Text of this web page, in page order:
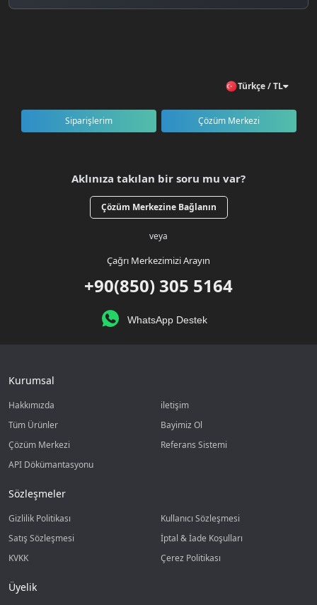
Türkçe / TL
Siparişlerim Çözüm Merkezi
Aklınıza takılan bir soru mu var?
Çözüm Merkezine Bağlanın
veya
Çağrı Merkezimizi Arayın
+90(850) 305 5164
WhatsApp Destek
Kurumsal
Hakkımızda
iletişim
Tüm Ürünler
Bayimiz Ol
Çözüm Merkezi
Referans Sistemi
API Dökümantasyonu
Sözleşmeler
Gizlilik Politikası
Kullanıcı Sözleşmesi
Satış Sözleşmesi
İptal & İade Koşulları
KVKK
Çerez Politikası
Üyelik